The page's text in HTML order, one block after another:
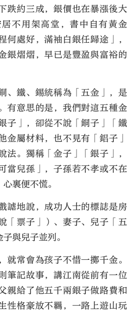
公文匯
跌約三成，銀價也在暴漲後大
不用架高堂，書中自有黃金
何處好，滿袖白銀任歸途」，
銀熠熠，早已是豐盈與富裕的
、鐵、錫統稱為「五金」，是
有意思的是，我們對這五種金
子」，卻從不說「銅子」「鐵
金屬材料，也不見有「鋁子」
法。獨稱「金子」「銀子」，
當兒孫」，子孫若不孝或不在
裏便不慌。
謔地說，成功人士的標誌是房
「票子」）、妻子、兒子「五
與兒子並列。
就常會為孩子不惜一擲千金。
筆記故事，講江南從前有一位
親給了他五千兩銀子做路費和
性格豪放不羈，一路上遊山玩